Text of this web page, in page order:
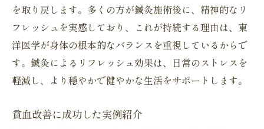
を取り戻します。多くの方が鍼灸施術後に、精神的なリ
フレッシュを実感しており、これが持続する理由は、東
洋医学が身体の根本的なバランスを重視しているからで
す。鍼灸によるリフレッシュ効果は、日常のストレスを
軽減し、より穏やかで健やかな生活をサポートします。
貧血改善に成功した実例紹介